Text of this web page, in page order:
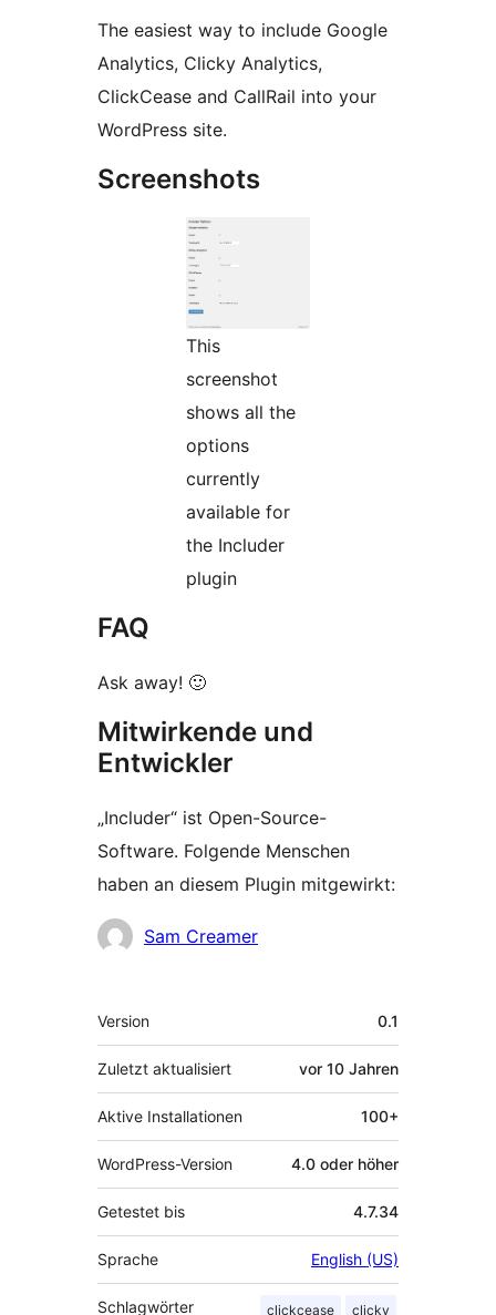
The easiest way to include Google
Analytics, Clicky Analytics,
ClickCease and CallRail into your
WordPress site.
Screenshots
This
screenshot
shows all the
options
currently
available for
the Includer
plugin
FAQ
Ask away! 🙂
Mitwirkende und
Entwickler
„Includer“ ist Open-Source-
Software. Folgende Menschen
haben an diesem Plugin mitgewirkt:
Mitwirkende
Sam Creamer
Meta
Version 0.1
Zuletzt aktualisiert vor 10 Jahren
Aktive Installationen 100+
WordPress-Version 4.0 oder höher
Getestet bis 4.7.34
Sprache English (US)
Schlagwörter clickcease clicky